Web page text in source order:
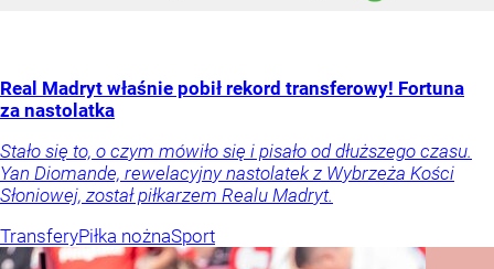
Real Madryt właśnie pobił rekord transferowy! Fortuna
za nastolatka
Stało się to, o czym mówiło się i pisało od dłuższego czasu.
Yan Diomande, rewelacyjny nastolatek z Wybrzeża Kości
Słoniowej, został piłkarzem Realu Madryt.
TransferyPiłka nożnaSport